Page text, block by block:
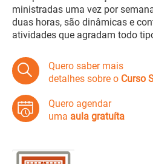
ministradas uma vez por
duas horas, são dinâmicas e
atividades que agradam todo
Quero saber mais
detalhes sobre o Curso
Quero agendar
uma aula gratuíta